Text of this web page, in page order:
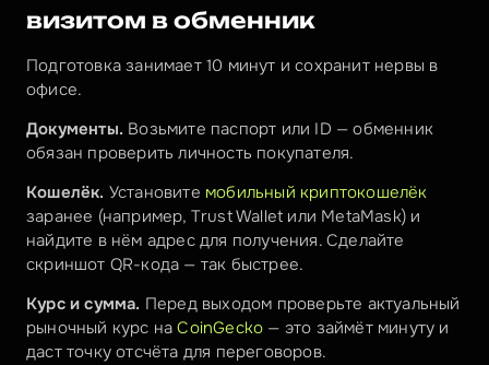
визитом в обменник
Подготовка занимает 10 минут и сохранит нервы в
офисе.
Документы. Возьмите паспорт или ID — обменник
обязан проверить личность покупателя.
Кошелёк. Установите мобильный криптокошелёк
заранее (например, Trust Wallet или MetaMask) и
найдите в нём адрес для получения. Сделайте
скриншот QR-кода — так быстрее.
Курс и сумма. Перед выходом проверьте актуальный
рыночный курс на CoinGecko — это займёт минуту и
даст точку отсчёта для переговоров.